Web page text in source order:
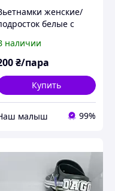
женские/
белые с
наличии
₴/пара
Купить
малыш 99%